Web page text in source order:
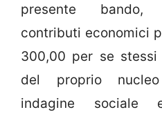
presente bando,
contributi economici
300,00 per se
del proprio
indagine sociale